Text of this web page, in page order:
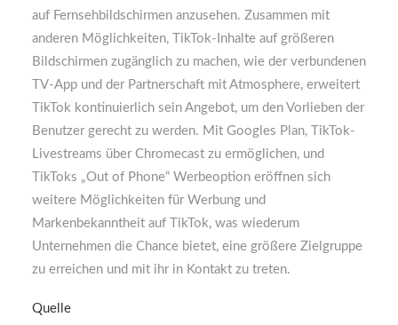
auf Fernsehbildschirmen anzusehen. Zusammen mit
anderen Möglichkeiten, TikTok-Inhalte auf größeren
Bildschirmen zugänglich zu machen, wie der verbundenen
TV-App und der Partnerschaft mit Atmosphere, erweitert
TikTok kontinuierlich sein Angebot, um den Vorlieben der
Benutzer gerecht zu werden. Mit Googles Plan, TikTok-
Livestreams über Chromecast zu ermöglichen, und
TikToks „Out of Phone“ Werbeoption eröffnen sich
weitere Möglichkeiten für Werbung und
Markenbekanntheit auf TikTok, was wiederum
Unternehmen die Chance bietet, eine größere Zielgruppe
zu erreichen und mit ihr in Kontakt zu treten.
Quelle